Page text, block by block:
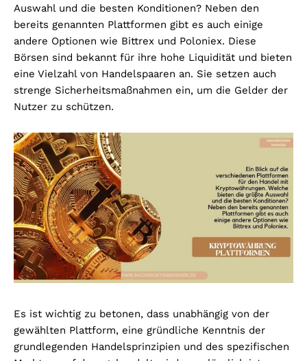
Auswahl und die besten Konditionen? Neben den
bereits genannten Plattformen gibt es auch einige
andere Optionen wie Bittrex und Poloniex. Diese
Börsen sind bekannt für ihre hohe Liquidität und bieten
eine Vielzahl von Handelspaaren an. Sie setzen auch
strenge Sicherheitsmaßnahmen ein, um die Gelder der
Nutzer zu schützen.
Es ist wichtig zu betonen, dass unabhängig von der
gewählten Plattform, eine gründliche Kenntnis der
grundlegenden Handelsprinzipien und des spezifischen